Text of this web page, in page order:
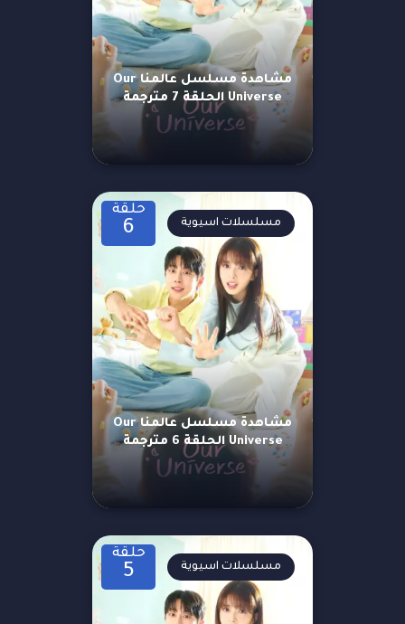
مشاهدة مسلسل عالمنا Our
Universe الحلقة 7 مترجمة
حلقة
6
مشاهدة مسلسل عالمنا Our
Universe الحلقة 6 مترجمة
مسلسلات اسيوية
حلقة
5 مسلسلات اسيوية